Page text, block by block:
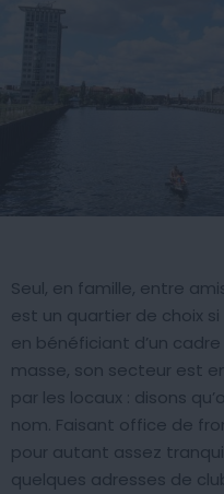
Seul, en famille, entre
est un quartier de choix
en bénéficiant d’un
masse, son secteur est
par les locaux : disons
nom. Faisant office de
pour autant assez
quelques adresses de